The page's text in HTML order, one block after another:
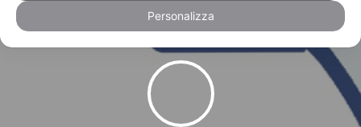
Personalizza